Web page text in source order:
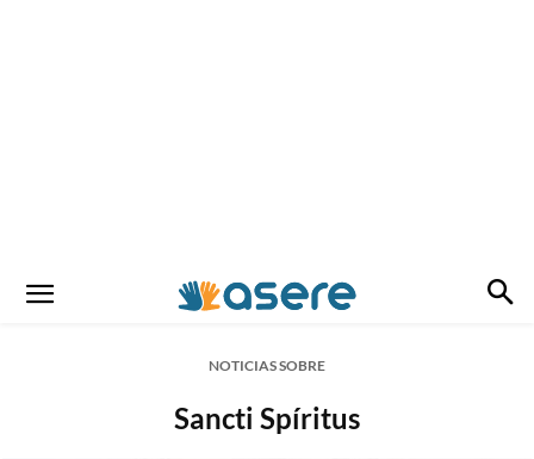
NOTICIAS SOBRE
Sancti Spíritus